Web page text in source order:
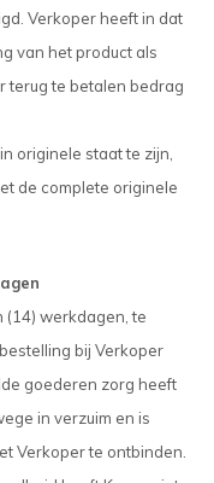
Verkoper heeft in dat
van het product als
terug te betalen bedrag
originele staat te zijn,
de complete originele
(14) werkdagen, te
bij Verkoper
goederen zorg heeft
in verzuim en is
Verkoper te ontbinden.